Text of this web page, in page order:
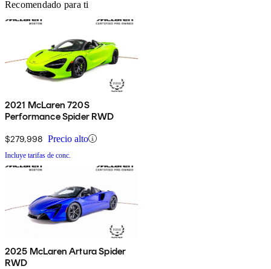
Recomendado para ti
2021 McLaren 720S
Performance Spider RWD
$279,998 Precio alto
Incluye tarifas de conc.
2025 McLaren Artura Spider
RWD